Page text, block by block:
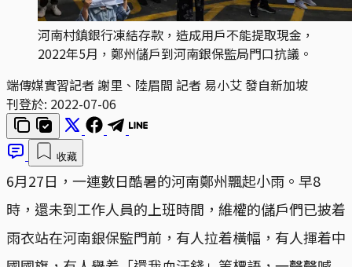
河南村鎮銀行凍結存款，造成用戶不能提取現金，
2022年5月，鄭州儲戶到河南銀保監局門口抗議。
端傳媒實習記者 謝里、陸眉間 記者 易小艾 發自新加坡
刊登於: 2022-07-06
收藏
6月27日，一連數日酷暑的河南鄭州飄起小雨。早8
時，還未到工作人員的上班時間，維權的儲戶們已披着
雨衣站在河南銀保監門前，有人拉着橫幅，有人揮着中